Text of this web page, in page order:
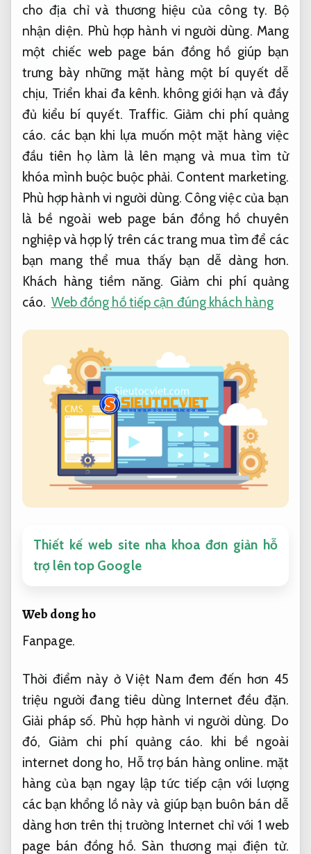
cho địa chỉ và thương hiệu của công ty. Bộ
nhận diện. Phù hợp hành vi người dùng. Mang
một chiếc web page bán đồng hồ giúp bạn
trưng bày những mặt hàng một bí quyết dễ
chịu, Triển khai đa kênh. không giới hạn và đầy
đủ kiểu bí quyết. Traffic. Giảm chi phí quảng
cáo. các bạn khi lựa muốn một mặt hàng việc
đầu tiên họ làm là lên mạng và mua tìm từ
khóa mình buộc buộc phải. Content marketing.
Phù hợp hành vi người dùng. Công việc của bạn
là bề ngoài web page bán đồng hồ chuyên
nghiệp và hợp lý trên các trang mua tìm để các
bạn mang thể mua thấy bạn dễ dàng hơn.
Khách hàng tiềm năng. Giảm chi phí quảng
cáo. Web đồng hồ tiếp cận đúng khách hàng
Thiết kế web site nha khoa đơn giản hỗ
trợ lên top Google
Web dong ho
Fanpage.
Thời điểm này ở Việt Nam đem đến hơn 45
triệu người đang tiêu dùng Internet đều đặn.
Giải pháp số. Phù hợp hành vi người dùng. Do
đó, Giảm chi phí quảng cáo. khi bề ngoài
internet dong ho, Hỗ trợ bán hàng online. mặt
hàng của bạn ngay lập tức tiếp cận với lượng
các bạn khổng lồ này và giúp bạn buôn bán dễ
dàng hơn trên thị trường Internet chỉ với 1 web
page bán đồng hồ. Sàn thương mại điện tử.